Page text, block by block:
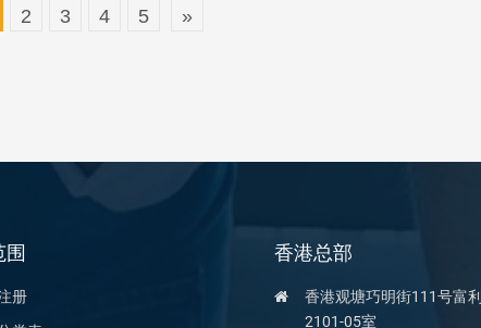
2 3 4 5 »
围
册
香港总部
香港观塘巧明街111号富
2101-05室